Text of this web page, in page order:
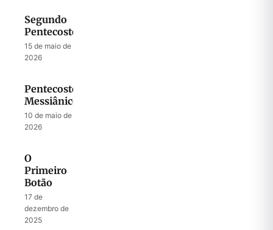
Segundo
Pentecostes
15 de maio de
2026
Pentecostes
Messiânico
10 de maio de
2026
O
Primeiro
Botão
17 de
dezembro de
2025